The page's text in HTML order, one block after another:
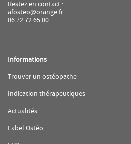
Restez en contact :
afosteo@orange.fr
06 72 72 65 00
Informations
Trouver un ostéopathe(ouvre
une
Indication thérapeutiques
Actualités
une
Label Ostéo